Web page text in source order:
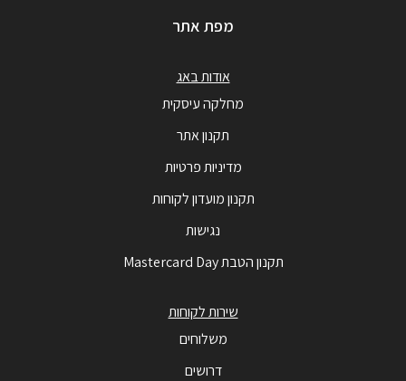
מפת אתר
אודות באג
מחלקה עיסקית
תקנון אתר
מדיניות פרטיות
תקנון מועדון לקוחות
נגישות
תקנון הטבת Mastercard Day
שירות לקוחות
משלוחים
דרושים